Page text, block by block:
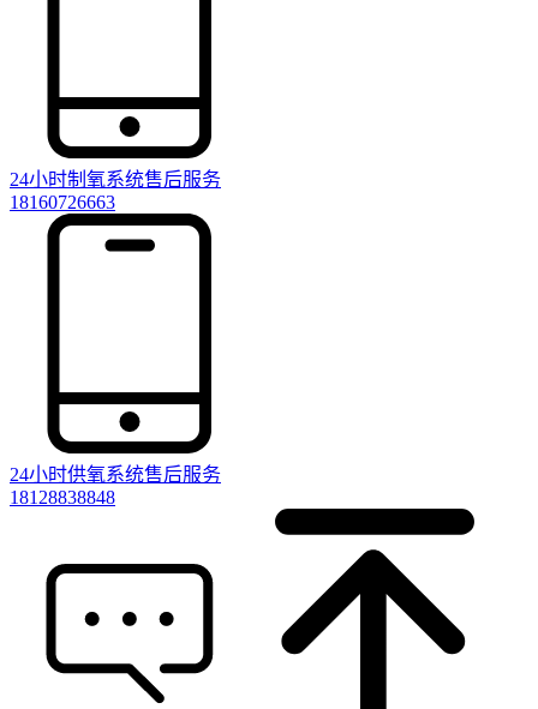
24小时制氧系统售后服务
18160726663
24小时供氧系统售后服务
18128838848